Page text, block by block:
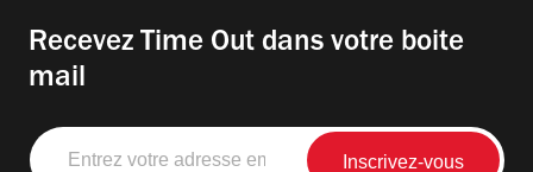
Recevez Time Out dans votre boite
mail
Entrez